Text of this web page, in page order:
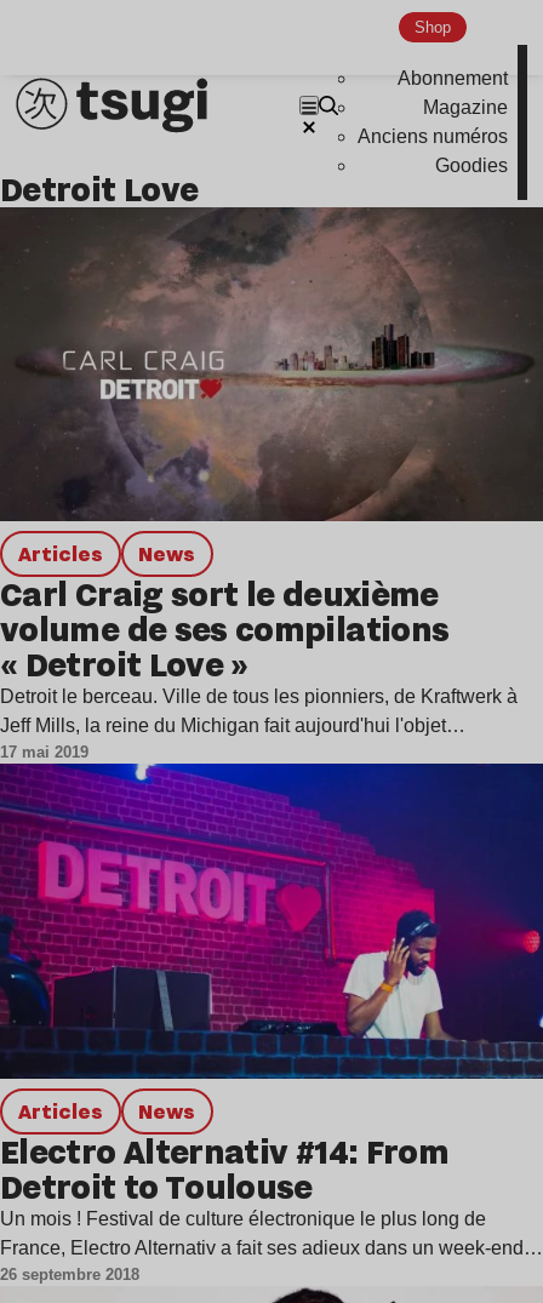
Shop
Abonnement
Magazine
Anciens numéros
Goodies
Detroit Love
Articles news
Carl Craig sort le deuxième
volume de ses compilations
« Detroit Love »
Detroit le berceau. Ville de tous les pionniers, de Kraftwerk à
Jeff Mills, la reine du Michigan fait aujourd'hui l'objet…
17 mai 2019
Articles news
Electro Alternativ #14: From
Detroit to Toulouse
Un mois ! Festival de culture électronique le plus long de
France, Electro Alternativ a fait ses adieux dans un week-end…
26 septembre 2018